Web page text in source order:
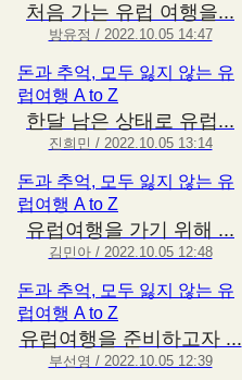
처음 가는 유럽 여행을...
방유정 / 2022.10.05 14:47
돈과 추억, 모두 잃지 않는 유
럽여행 A to Z
한달 남은 상태로 유럽...
진희민 / 2022.10.05 13:14
돈과 추억, 모두 잃지 않는 유
럽여행 A to Z
유럽여행을 가기 위해 ...
김민아 / 2022.10.05 12:48
돈과 추억, 모두 잃지 않는 유
럽여행 A to Z
유럽여행을 준비하고자 ...
부선영 / 2022.10.05 12:39